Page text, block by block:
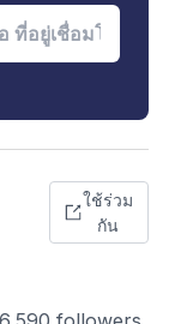
ใช้ร่วม
กัน